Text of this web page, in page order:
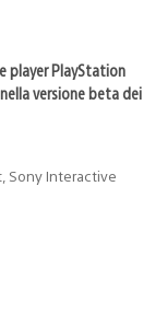
player PlayStation
versione beta dei
Sony Interactive